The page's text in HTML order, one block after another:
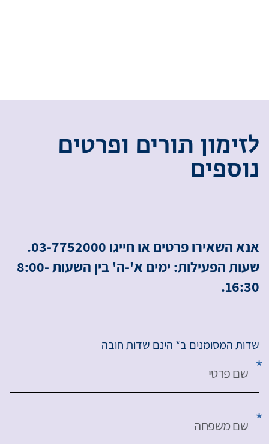
לזימון תורים ופרטים
נוספים
אנא השאירו פרטים או חייגו 03-7752000.
שעות הפעילות: ימים א'-ה' בין השעות 8:00-
16:30.
שדות המסומנים ב* הינם שדות חובה
שם פרטי
שם משפחה